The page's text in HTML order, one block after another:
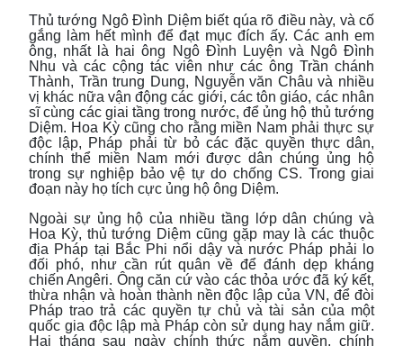
Thủ tướng Ngô Đình Diệm biết qúa rõ điều này, và cố
gắng làm hết mình để đạt mục đích ấy. Các anh em
ông, nhất là hai ông Ngô Đình Luyện và Ngô Đình
Nhu và các cộng tác viên như các ông Trần chánh
Thành, Trần trung Dung, Nguyễn văn Châu và nhiều
vị khác nữa vận động các giới, các tôn giáo, các nhân
sĩ cùng các giai tầng trong nước, để ủng hộ thủ tướng
Diệm. Hoa Kỳ cũng cho rằng miền Nam phải thực sự
độc lập, Pháp phải từ bỏ các đặc quyền thực dân,
chính thể miền Nam mới được dân chúng ủng hộ
trong sự nghiệp bảo vệ tự do chống CS. Trong giai
đoạn này họ tích cực ủng hộ ông Diệm.
Ngoài sự ủng hộ của nhiều tầng lớp dân chúng và
Hoa Kỳ, thủ tướng Diệm cũng gặp may là các thuộc
địa Pháp tại Bắc Phi nổi dậy và nước Pháp phải lo
đối phó, như cần rút quân về để đánh dẹp kháng
chiến Angêri. Ông căn cứ vào các thỏa ước đã ký kết,
thừa nhận và hoàn thành nền độc lập của VN, để đòi
Pháp trao trả các quyền tự chủ và tài sản của một
quốc gia độc lập mà Pháp còn sử dụng hay nắm giữ.
Hai tháng sau ngày chính thức nắm quyền, chính